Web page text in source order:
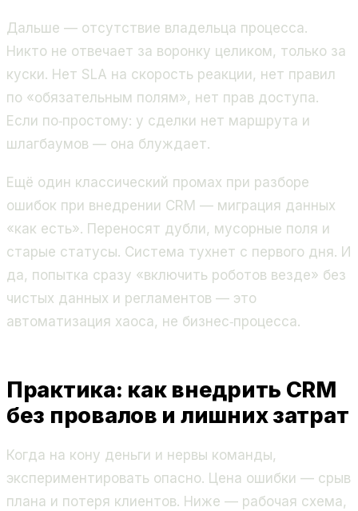
Дальше — отсутствие владельца процесса.
Никто не отвечает за воронку целиком, только за
куски. Нет SLA на скорость реакции, нет правил
по «обязательным полям», нет прав доступа.
Если по‑простому: у сделки нет маршрута и
шлагбаумов — она блуждает.
Ещё один классический промах при разборе
ошибок при внедрении CRM — миграция данных
«как есть». Переносят дубли, мусорные поля и
старые статусы. Система тухнет с первого дня. И
да, попытка сразу «включить роботов везде» без
чистых данных и регламентов — это
автоматизация хаоса, не бизнес‑процесса.
Практика: как внедрить CRM
без провалов и лишних затрат
Когда на кону деньги и нервы команды,
экспериментировать опасно. Цена ошибки — срыв
плана и потеря клиентов. Ниже — рабочая схема,